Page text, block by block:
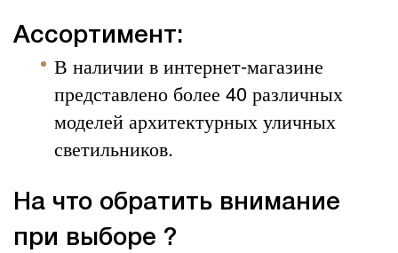
Ассортимент:
В наличии в интернет-магазине
представлено более 40 различных
моделей архитектурных уличных
светильников.
На что обратить внимание
при выборе ?